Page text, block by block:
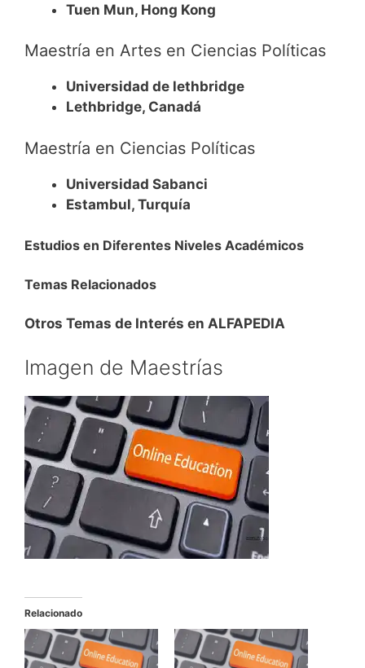
Tuen Mun, Hong Kong
Maestría en Artes en Ciencias Políticas
Universidad de lethbridge
Lethbridge, Canadá
Maestría en Ciencias Políticas
Universidad Sabanci
Estambul, Turquía
Estudios en Diferentes Niveles Académicos
Temas Relacionados
Otros Temas de Interés en ALFAPEDIA
Imagen de Maestrías
Relacionado